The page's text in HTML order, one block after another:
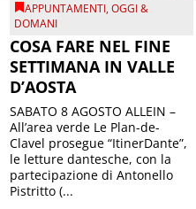
APPUNTAMENTI,OGGI &
DOMANI
COSA FARE NEL FINE
SETTIMANA IN VALLE
D’AOSTA
SABATO 8 AGOSTO ALLEIN –
All’area verde Le Plan-de-
Clavel prosegue “ItinerDante”,
le letture dantesche, con la
partecipazione di Antonello
Pistritto (...